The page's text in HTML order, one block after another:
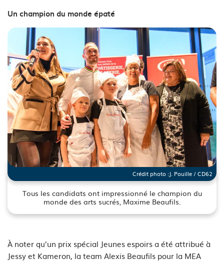
Un champion du monde épaté
Crédit photo :J. Pouille / CD62
Tous les candidats ont impressionné le champion du
monde des arts sucrés, Maxime Beaufils.
À noter qu’un prix spécial Jeunes espoirs a été attribué à
Jessy et Kameron, la team Alexis Beaufils pour la MEA